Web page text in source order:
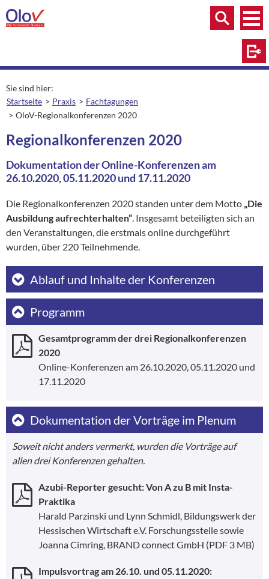
Zum Inhalt springen
Menü
Menü
Suche
Sie sind hier:
Startseite
Praxis
Fachtagungen
aktuelle Seite:
OloV-Regionalkonferenzen 2020
Regionalkonferenzen 2020
Dokumentation der Online-Konferenzen am
26.10.2020, 05.11.2020 und 17.11.2020
Die Regionalkonferenzen 2020 standen unter dem Motto „Die
Ausbildung aufrechterhalten“. Insgesamt beteiligten sich an
den Veranstaltungen, die erstmals online durchgeführt
wurden, über 220 Teilnehmende.
Ablauf und Inhalte der Konferenzen
Programm
Gesamtprogramm der drei Regionalkonferenzen
2020
Online-Konferenzen am 26.10.2020, 05.11.2020 und
17.11.2020
Dokumentation der Vorträge im Plenum
Soweit nicht anders vermerkt, wurden die Vorträge auf
allen drei Konferenzen gehalten.
Azubi-Reporter gesucht: Von A zu B mit Insta-
Praktika
Harald Parzinski und Lynn Schmidl, Bildungswerk der
Hessischen Wirtschaft e.V. Forschungsstelle sowie
Joanna Cimring, BRAND connect GmbH (PDF 3 MB)
Impulsvortrag am 26.10. und 05.11.2020: